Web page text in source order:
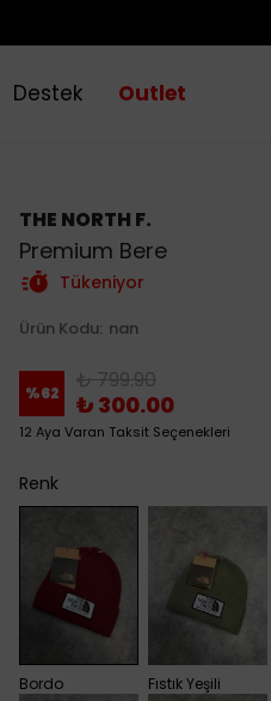
Destek Outlet
THE NORTH F.
Premium Bere
Tükeniyor
Ürün Kodu: nan
%62 ₺ 799.90
₺ 300.00
12 Aya Varan Taksit Seçenekleri
Renk
Bordo Fıstık Yeşili